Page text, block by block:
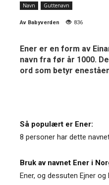
Navn Guttenavn
Av Babyverden 836
Ener er en form av
navn fra før år 1000.
ord som betyr
Så populært er Ener:
8 personer har dette
Bruk av navnet Ener i
Ener, og dessuten Ejner og